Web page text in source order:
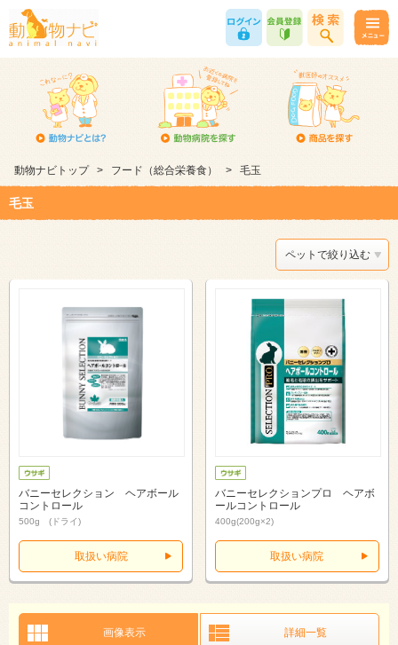
動物ナビトップ > フード（総合栄養食） > 毛玉
毛玉
ペットで絞り込む
バニーセレクション ヘアボール
コントロール
500g (ドライ)
取扱い病院
バニーセレクションプロ ヘアボ
ールコントロール
400g(200g×2)
取扱い病院
画像表示 詳細一覧